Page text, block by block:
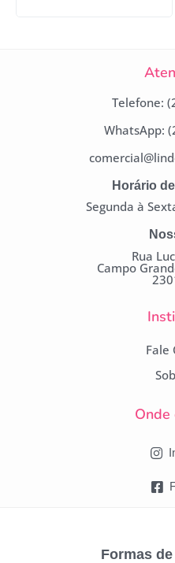
Telefone:
WhatsApp:
Horário
Segunda à
Rua
Campo
Fale
Onde
Formas